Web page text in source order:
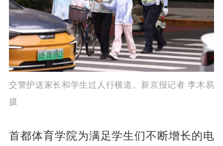
交警护送家长和学生过人行横道。新京报记者 李木易
摄
首都体育学院为满足学生们不断增长的电